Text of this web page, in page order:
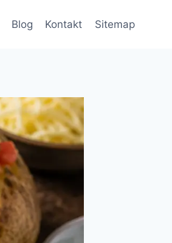
Blog Kontakt Sitemap